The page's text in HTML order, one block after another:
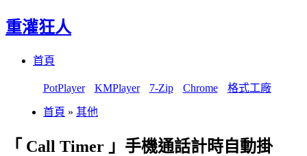
重灌狂人
首頁
PotPlayer KMPlayer 7-Zip Chrome 格式工廠
首頁 » 其他
「 Call Timer 」手機通話計時自動掛